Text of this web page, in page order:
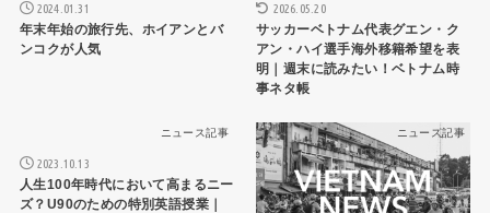
2024.01.31
年末年始の旅行先、ホイアンとバ
ンコクが人気
2026.05.20
サッカーベトナム代表グエン・ク
アン・ハイ選手海外移籍希望を表
明｜週末に読みたい！ベトナム時
事ネタ帳
ニュース記事
2023.10.13
人生100年時代において高まるニー
ズ？U90のための特別英語授業｜
ニュース記事